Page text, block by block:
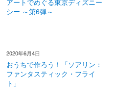
アートでめぐる東京ディズニー
シー ～第6弾～
2020年6月4日
おうちで作ろう！「ソアリン：
ファンタスティック・フライ
ト」